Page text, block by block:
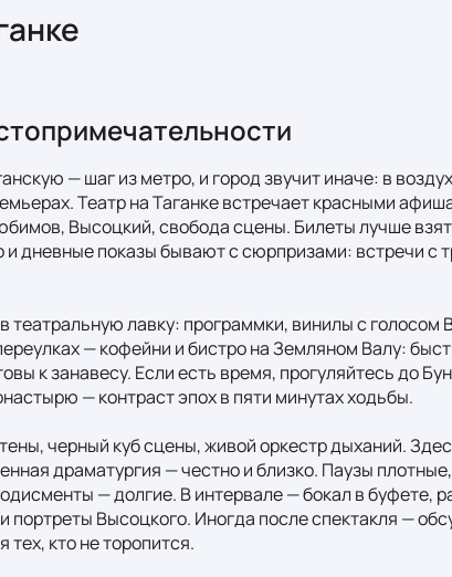
— шаг из метро, и город звучит иначе: в
Театр на Таганке встречает красными
Высоцкий, свобода сцены. Билеты лучше
и дневные показы бывают с сюрпризами: встречи с
театральную лавку: программки, винилы с голосом
— кофейни и бистро на Земляном Валу:
к занавесу. Если есть время, прогуляйтесь до
— контраст эпох в пяти минутах ходьбы.
черный куб сцены, живой оркестр дыханий.
драматургия — честно и близко. Паузы
— долгие. В интервале — бокал в буфете,
портреты Высоцкого. Иногда после спектакля —
кто не торопится.